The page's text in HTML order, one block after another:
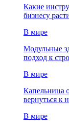
Какие
бизнесу
В мире
Модульные
подход к
В мире
Капельница
вернуться к
В мире